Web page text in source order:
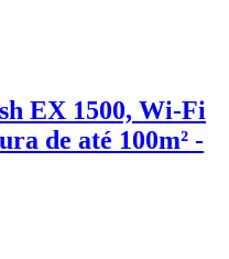
EX 1500, Wi-Fi
de até 100m² -